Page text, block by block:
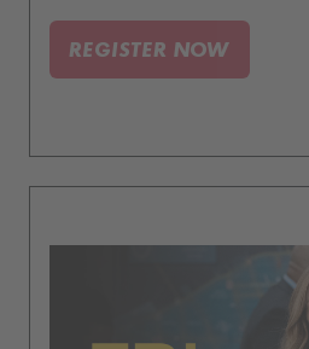
autorita.
REGISTER NOW